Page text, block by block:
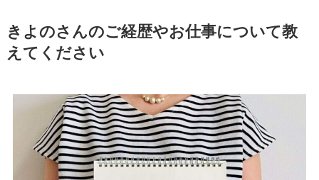
きよのさんのご経歴やお仕事について教
えてください